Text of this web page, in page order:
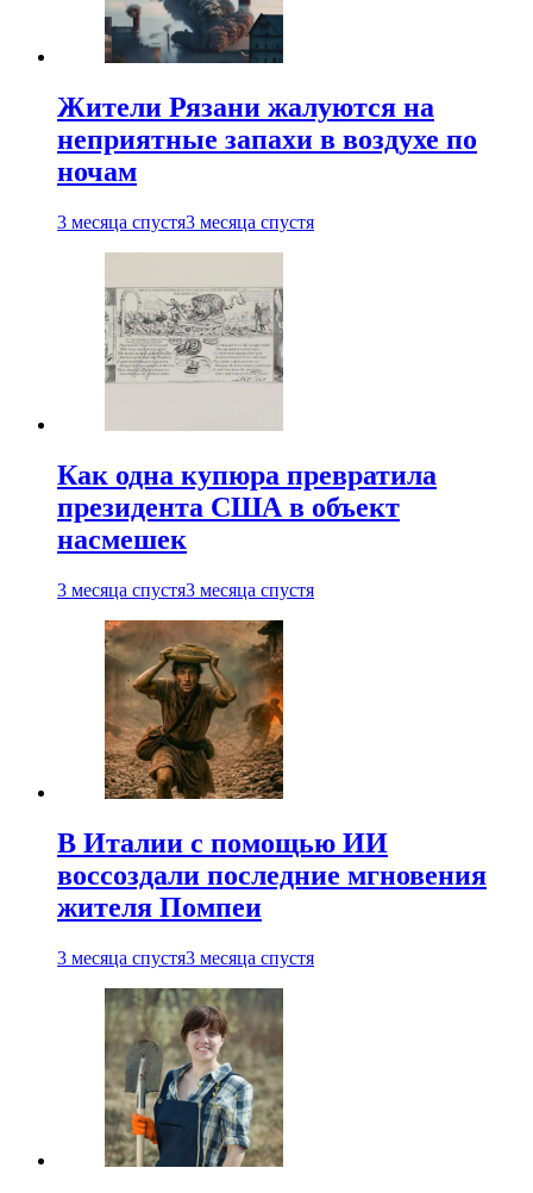
Жители Рязани жалуются на
неприятные запахи в воздухе по
ночам
3 месяца спустя3 месяца спустя
Как одна купюра превратила
президента США в объект
насмешек
3 месяца спустя3 месяца спустя
В Италии с помощью ИИ
воссоздали последние мгновения
жителя Помпеи
3 месяца спустя3 месяца спустя